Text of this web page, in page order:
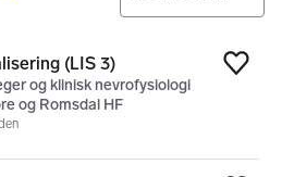
(LIS 3)
og klinisk nevrofysiologi
og Romsdal HF